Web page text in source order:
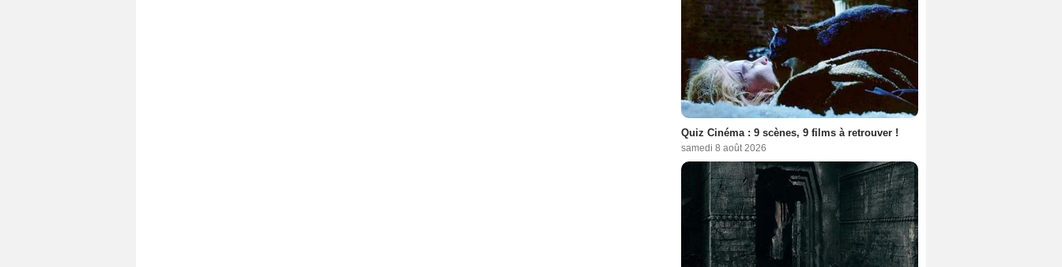
Quiz Cinéma : 9 scènes, 9 films à retrouver !
samedi 8 août 2026